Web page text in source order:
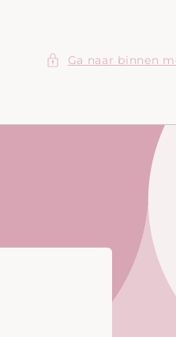
Ga naar binnen